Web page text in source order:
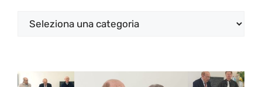
Categorie